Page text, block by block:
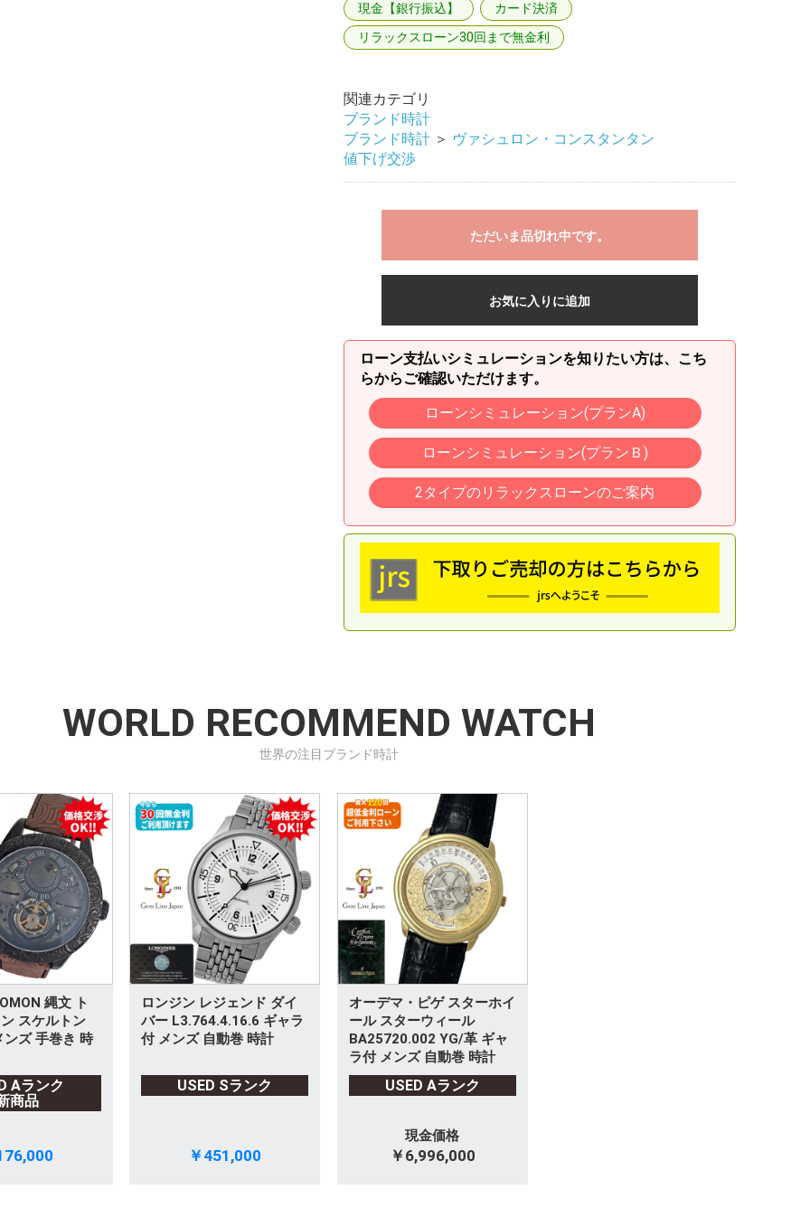
現金【銀行振込】
カード決済
リラックスローン30回まで無金利
関連カテゴリ
ブランド時計
ブランド時計 ＞ ヴァシュロン・コンスタンタン
値下げ交渉
ただいま品切れ中です。
お気に入りに追加
ローン支払いシミュレーションを知りたい方は、こち
らからご確認いただけます。
ローンシミュレーション(プランA)
ローンシミュレーション(プランＢ)
2タイプのリラックスローンのご案内
WORLD RECOMMEND WATCH
世界の注目ブランド時計
縄文 ト
スケルトン
ンズ 手巻き 時
Aランク
商品
ロンジン レジェンド ダイ
バー L3.764.4.16.6 ギャラ
付 メンズ 自動巻 時計
USED Sランク
￥451,000
オーデマ・ピゲ スターホイ
ール スターウィール
BA25720.002 YG/革 ギャ
ラ付 メンズ 自動巻 時計
USED Aランク
現金価格
￥6,996,000